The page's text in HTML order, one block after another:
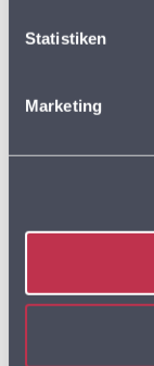
Statistiken
Marketing